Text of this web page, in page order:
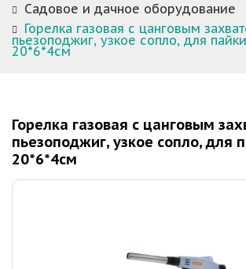
Садовое и дачное оборудование
Горелка газовая с цанговым
пьезоподжиг, узкое сопло, для
20*6*4см
Горелка газовая с цанговым
пьезоподжиг, узкое сопло, для
20*6*4см